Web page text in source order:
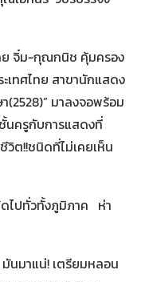
จิ๋ม-กุณกนิช คุ้มครอง
เทศไทย สาขานักแสดง
มาลงจอพร้อม
นครูกับการแสดงที่
ต!!ชนิดที่ไม่เคยเห็น
ไปทั่วทั้งภูมิภาค ห่า
นมาแน่! เตรียมหลอน